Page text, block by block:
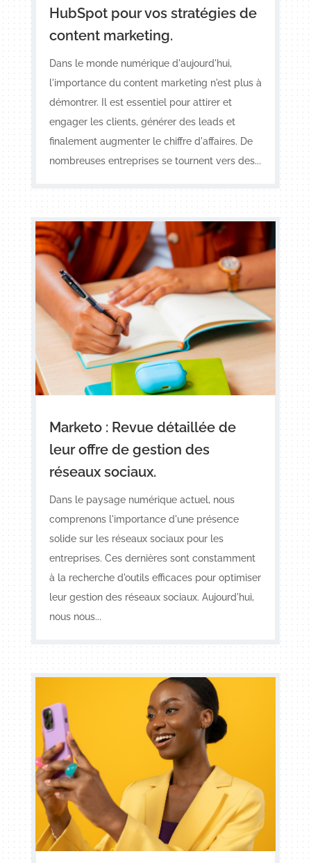
HubSpot pour vos stratégies de
content marketing.
Dans le monde numérique d'aujourd'hui,
l'importance du content marketing n'est plus à
démontrer. Il est essentiel pour attirer et
engager les clients, générer des leads et
finalement augmenter le chiffre d'affaires. De
nombreuses entreprises se tournent vers des...
Marketo : Revue détaillée de
leur offre de gestion des
réseaux sociaux.
Dans le paysage numérique actuel, nous
comprenons l'importance d'une présence
solide sur les réseaux sociaux pour les
entreprises. Ces dernières sont constamment
à la recherche d'outils efficaces pour optimiser
leur gestion des réseaux sociaux. Aujourd'hui,
nous nous...